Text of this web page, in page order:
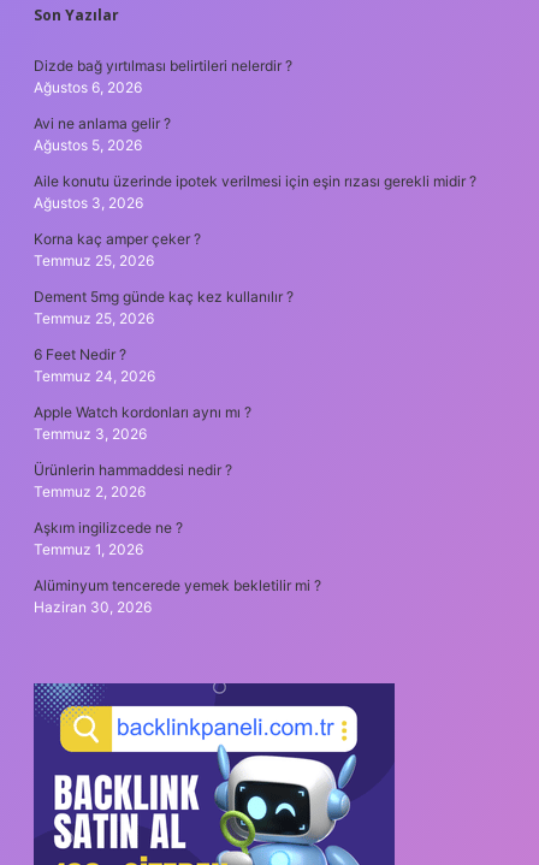
SIDEBAR
Son Yazılar
Dizde bağ yırtılması belirtileri nelerdir ?
Ağustos 6, 2026
Avi ne anlama gelir ?
Ağustos 5, 2026
Aile konutu üzerinde ipotek verilmesi için eşin rızası gerekli midir ?
Ağustos 3, 2026
Korna kaç amper çeker ?
Temmuz 25, 2026
Dement 5mg günde kaç kez kullanılır ?
Temmuz 25, 2026
6 Feet Nedir ?
Temmuz 24, 2026
Apple Watch kordonları aynı mı ?
Temmuz 3, 2026
Ürünlerin hammaddesi nedir ?
Temmuz 2, 2026
Aşkım ingilizcede ne ?
Temmuz 1, 2026
Alüminyum tencerede yemek bekletilir mi ?
Haziran 30, 2026